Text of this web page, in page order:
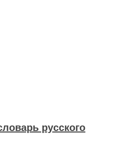
русского